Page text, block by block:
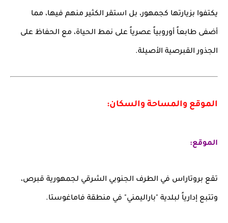
يكتفوا بزيارتها كجمهور، بل استقر الكثير منهم فيها، مما
أضفى طابعاً أوروبياً عصرياً على نمط الحياة، مع الحفاظ على
الجذور القبرصية الأصيلة.
الموقع والمساحة والسكان:
الموقع:
تقع بروتاراس في الطرف الجنوبي الشرقي لجمهورية قبرص،
وتتبع إدارياً لبلدية "باراليمني" في منطقة فاماغوستا.